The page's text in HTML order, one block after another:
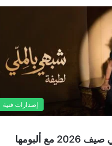
إصدارات فنية
لطيفة تعود بقوة في صيف 2026 مع ألبومها